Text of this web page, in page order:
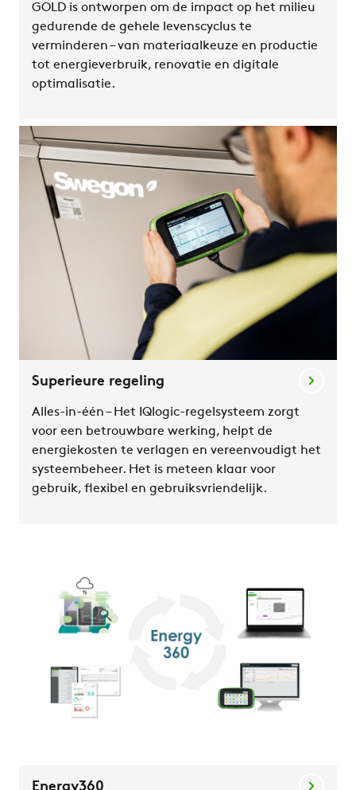
GOLD is ontworpen om de impact op het milieu
gedurende de gehele levenscyclus te
verminderen – van materiaalkeuze en productie
tot energieverbruik, renovatie en digitale
optimalisatie.
Superieure regeling
Alles-in-één – Het IQlogic-regelsysteem zorgt
voor een betrouwbare werking, helpt de
energiekosten te verlagen en vereenvoudigt het
systeembeheer. Het is meteen klaar voor
gebruik, flexibel en gebruiksvriendelijk.